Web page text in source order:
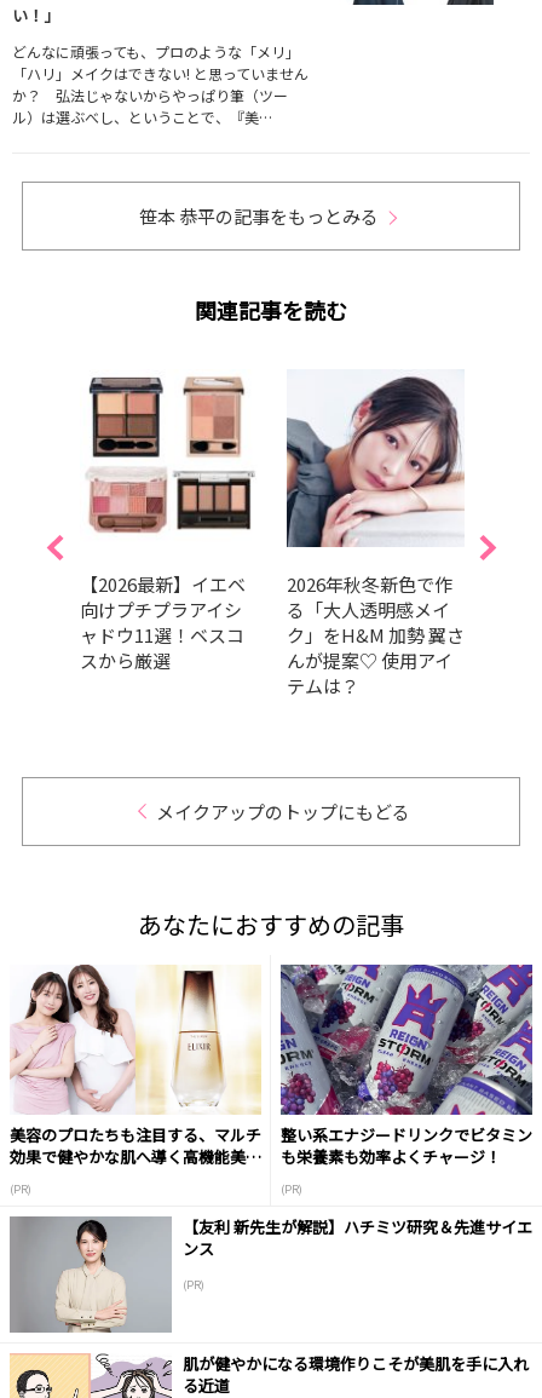
い！」
どんなに頑張っても、プロのような「メリ」
「ハリ」メイクはできない! と思っていません
か？ 弘法じゃないからやっぱり筆（ツー
ル）は選ぶべし、ということで、『美…
笹本 恭平の記事をもっとみる
関連記事を読む
【2026最新】イエベ
向けプチプラアイシ
ャドウ11選！ベスコ
スから厳選
2026年秋冬新色で作
る「大人透明感メイ
ク」をH&M 加勢 翼さ
んが提案♡ 使用アイ
テムは？
メイクアップのトップにもどる
あなたにおすすめの記事
美容のプロたちも注目する、マルチ
効果で健やかな肌へ導く高機能美容
(PR)
整い系エナジードリンクでビタミン
も栄養素も効率よくチャージ！
(PR)
【友利 新先生が解説】ハチミツ研究＆先進サイエ
ンス
(PR)
肌が健やかになる環境作りこそが美肌を手に入れ
る近道